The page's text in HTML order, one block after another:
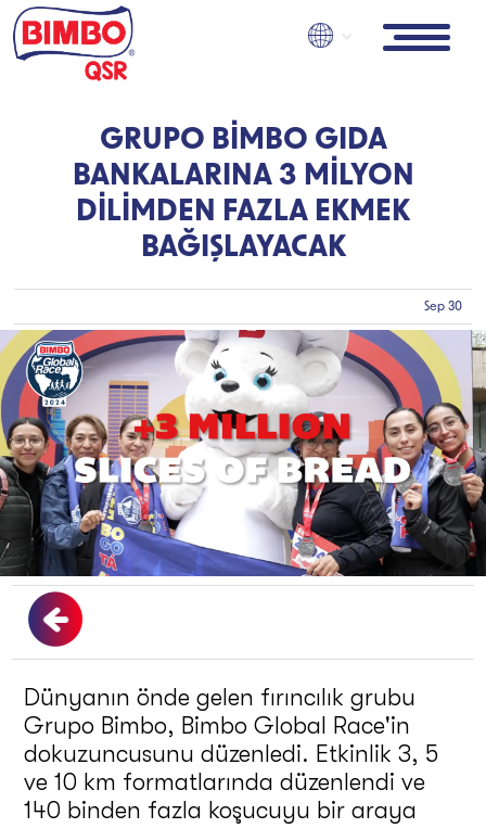
Skip
to
main
GRUPO BIMBO GIDA
BANKALARINA 3 MILYON
DILIMDEN FAZLA EKMEK
BAĞIŞLAYACAK
Sep 30
Dünyanın önde gelen fırıncılık grubu
Grupo Bimbo, Bimbo Global Race'in
dokuzuncusunu düzenledi. Etkinlik 3, 5
ve 10 km formatlarında düzenlendi ve
140 binden fazla koşucuyu bir araya